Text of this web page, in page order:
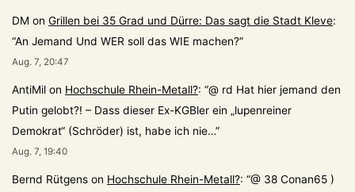
DM on Grillen bei 35 Grad und Dürre: Das sagt die Stadt Kleve:
“An Jemand Und WER soll das WIE machen?”
Aug. 7, 20:47
AntiMil on Hochschule Rhein-Metall?: “@ rd Hat hier jemand den
Putin gelobt?! – Dass dieser Ex-KGBler ein „lupenreiner
Demokrat“ (Schröder) ist, habe ich nie…”
Aug. 7, 19:40
Bernd Rütgens on Hochschule Rhein-Metall?: “@ 38 Conan65 )